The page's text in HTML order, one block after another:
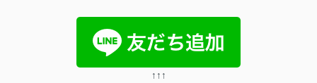
↑ ↑ ↑